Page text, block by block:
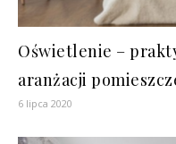
Oświetlenie –
aranżacji
6 lipca 2020